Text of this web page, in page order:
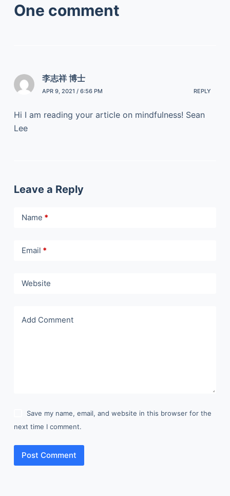
One comment
李志祥 博士
APR 9, 2021 / 6:56 PM REPLY
Hi I am reading your article on mindfulness! Sean
Lee
Leave a Reply
Name *
Email *
Website
Add Comment
Save my name, email, and website in this browser for the
next time I comment.
Post Comment